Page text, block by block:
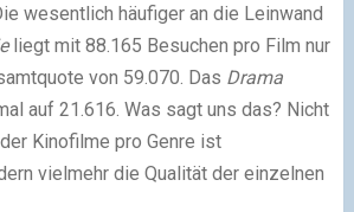
wesentlich häufiger an die Leinwand
liegt mit 88.165 Besuchen pro Film nur
von 59.070. Das Drama
auf 21.616. Was sagt uns das? Nicht
Kinofilme pro Genre ist
vielmehr die Qualität der einzelnen